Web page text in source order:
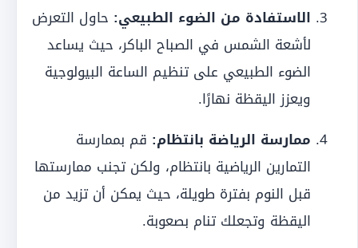
الاستفادة من الضوء الطبيعي: حاول التعرض
لأشعة الشمس في الصباح الباكر، حيث يساعد
الضوء الطبيعي على تنظيم الساعة البيولوجية
ويعزز اليقظة نهارًا.
ممارسة الرياضة بانتظام: قم بممارسة
التمارين الرياضية بانتظام، ولكن تجنب ممارستها
قبل النوم بفترة طويلة، حيث يمكن أن تزيد من
اليقظة وتجعلك تنام بصعوبة.